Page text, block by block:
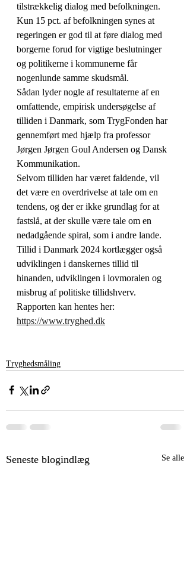
tilstrækkelig dialog med befolkningen.
Kun 15 pct. af befolkningen synes at
regeringen er god til at føre dialog med
borgerne forud for vigtige beslutninger
og politikerne i kommunerne får
nogenlunde samme skudsmål.
Sådan lyder nogle af resultaterne af en
omfattende, empirisk undersøgelse af
tilliden i Danmark, som TrygFonden har
gennemført med hjælp fra professor
Jørgen Jørgen Goul Andersen og Dansk
Kommunikation.
Selvom tilliden har været faldende, vil
det være en overdrivelse at tale om en
tendens, og der er ikke grundlag for at
fastslå, at der skulle være tale om en
nedadgående spiral, som i andre lande.
Tillid i Danmark 2024 kortlægger også
udviklingen i danskernes tillid til
hinanden, udviklingen i lovmoralen og
misbrug af politiske tillidshverv.
Rapporten kan hentes her:
https://www.tryghed.dk
Tryghedsmåling
Seneste blogindlæg Se alle